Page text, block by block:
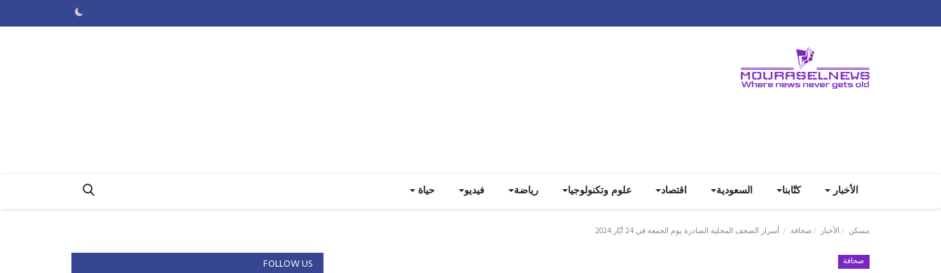
الأخبار كتّابنا السعودية اقتصاد علوم وتكنولوجيا رياضة فيديو حياة
مسكن الأخبار صحافة أسرار الصحف المحلية الصادرة يوم الجمعة في 24 أيّار 2024
صحافة FOLLOW US